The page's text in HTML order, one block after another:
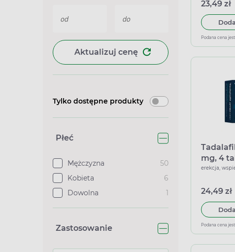
Aktualizuj cenę
Tylko dostępne produkty
Płeć
Mężczyzna
50
Kobieta
6
Dowolna
1
Zastosowanie
23,49 zł
Podana cena
mg, 4
erekcja,
24,49 zł
Podana cena